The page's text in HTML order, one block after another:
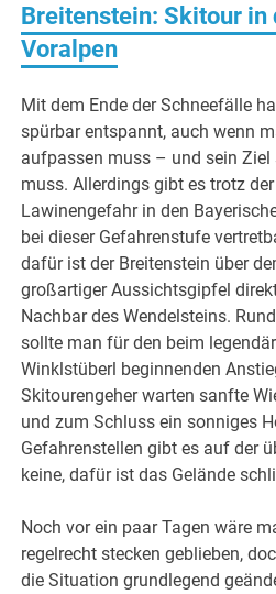
Breitenstein: Skitour in
Voralpen
Mit dem Ende der Schneefälle
spürbar entspannt, auch wenn
aufpassen muss – und sein
muss. Allerdings gibt es trotz
Lawinengefahr in den
bei dieser Gefahrenstufe
dafür ist der Breitenstein über
großartiger Aussichtsgipfel
Nachbar des Wendelsteins.
sollte man für den beim
Winklstüberl beginnenden
Skitourengeher warten sanfte
und zum Schluss ein sonniges
Gefahrenstellen gibt es auf der
keine, dafür ist das Gelände
Noch vor ein paar Tagen wäre
regelrecht stecken geblieben,
die Situation grundlegend